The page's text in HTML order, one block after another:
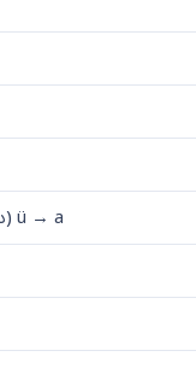
ü → a (در تمام حالا مفرد)